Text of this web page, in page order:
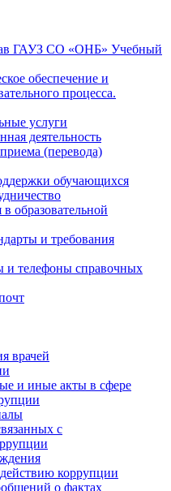
ГАУЗ СО «ОНБ» Учебный
обеспечение и
процесса.
услуги
деятельность
(перевода)
обучающихся
образовательной
и требования
и телефоны справочных
врачей
и иные акты в сфере
с
коррупции
о фактах